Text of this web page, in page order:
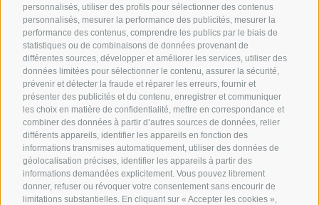
personnalisés, utiliser des profils pour sélectionner des contenus
personnalisés, mesurer la performance des publicités, mesurer la
performance des contenus, comprendre les publics par le biais de
statistiques ou de combinaisons de données provenant de
différentes sources, développer et améliorer les services, utiliser des
données limitées pour sélectionner le contenu, assurer la sécurité,
prévenir et détecter la fraude et réparer les erreurs, fournir et
présenter des publicités et du contenu, enregistrer et communiquer
les choix en matière de confidentialité, mettre en correspondance et
combiner des données à partir d’autres sources de données, relier
différents appareils, identifier les appareils en fonction des
informations transmises automatiquement, utiliser des données de
géolocalisation précises, identifier les appareils à partir des
informations demandées explicitement. Vous pouvez librement
donner, refuser ou révoquer votre consentement sans encourir de
limitations substantielles. En cliquant sur « Accepter les cookies »,
Soumettez votre projet et demandez un devis
Découvrez nos solutions
En savoir plus sur nos services
Nos exemples de réussites